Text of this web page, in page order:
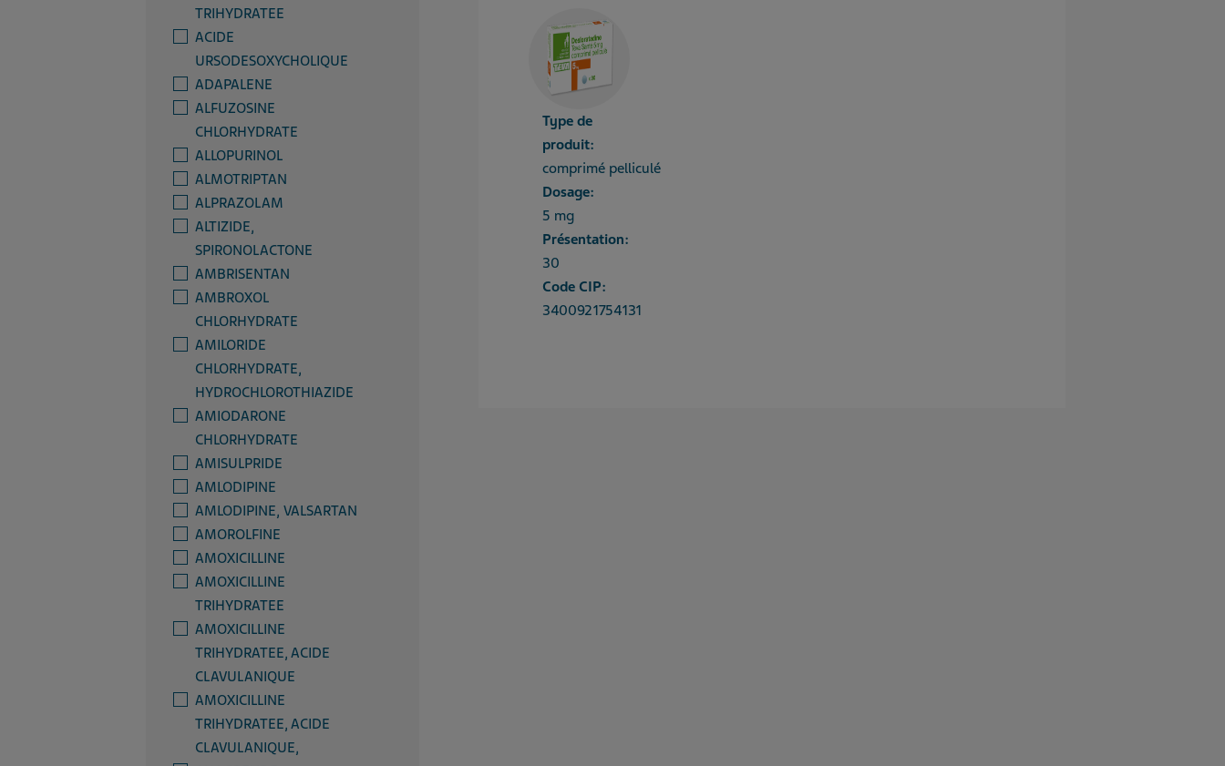
TRIHYDRATEE
ACIDE
URSODESOXYCHOLIQUE
ADAPALENE
ALFUZOSINE
CHLORHYDRATE
ALLOPURINOL
ALMOTRIPTAN
ALPRAZOLAM
ALTIZIDE,
SPIRONOLACTONE
AMBRISENTAN
AMBROXOL
CHLORHYDRATE
AMILORIDE
CHLORHYDRATE,
HYDROCHLOROTHIAZIDE
AMIODARONE
CHLORHYDRATE
AMISULPRIDE
AMLODIPINE
AMLODIPINE, VALSARTAN
AMOROLFINE
AMOXICILLINE
AMOXICILLINE
TRIHYDRATEE
AMOXICILLINE
TRIHYDRATEE, ACIDE
CLAVULANIQUE
AMOXICILLINE
TRIHYDRATEE, ACIDE
CLAVULANIQUE,
Type de
produit:
comprimé pelliculé
Dosage:
5 mg
Présentation:
30
Code CIP:
3400921754131